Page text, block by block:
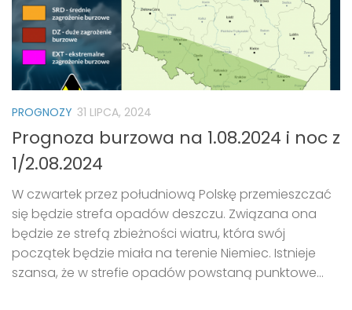
PROGNOZY 31 LIPCA, 2024
Prognoza burzowa na 1.08.2024 i noc z
1/2.08.2024
W czwartek przez południową Polskę przemieszczać
się będzie strefa opadów deszczu. Związana ona
będzie ze strefą zbieżności wiatru, która swój
początek będzie miała na terenie Niemiec. Istnieje
szansa, że w strefie opadów powstaną punktowe...